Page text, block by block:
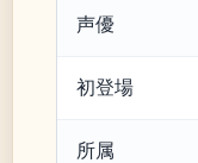
声優
初登場
所属